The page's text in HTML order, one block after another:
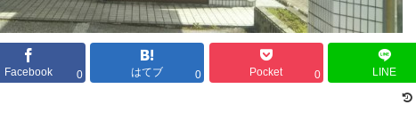
Facebook 0 はてブ 0 Pocket 0 LINE